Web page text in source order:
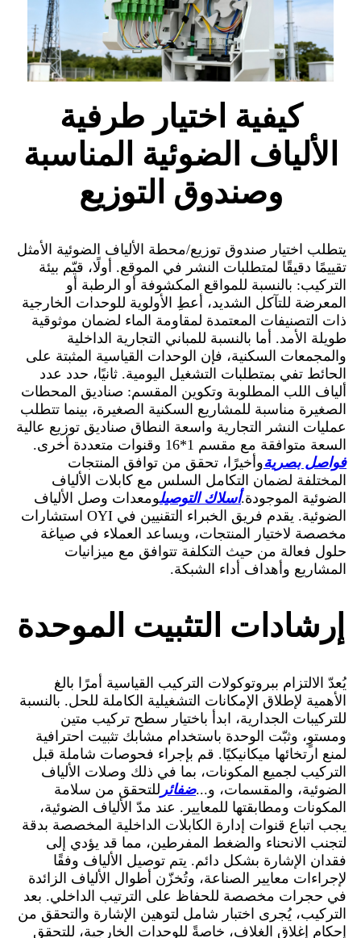
كيفية اختيار طرفية
الألياف الضوئية المناسبة
وصندوق التوزيع
يتطلب اختيار صندوق توزيع/محطة الألياف الضوئية الأمثل
تقييمًا دقيقًا لمتطلبات النشر في الموقع. أولًا، قيّم بيئة
التركيب: بالنسبة للمواقع المكشوفة أو الرطبة أو
المعرضة للتآكل الشديد، أعطِ الأولوية للوحدات الخارجية
ذات التصنيفات المعتمدة لمقاومة الماء لضمان موثوقية
طويلة الأمد. أما بالنسبة للمباني التجارية الداخلية
والمجمعات السكنية، فإن الوحدات القياسية المثبتة على
الحائط تفي بمتطلبات التشغيل اليومية. ثانيًا، حدد عدد
ألياف اللب المطلوبة وتكوين المقسم: صناديق المحطات
الصغيرة مناسبة للمشاريع السكنية الصغيرة، بينما تتطلب
عمليات النشر التجارية واسعة النطاق صناديق توزيع عالية
السعة متوافقة مع مقسم 1*16 وقنوات متعددة أخرى.
فواصل بصريةوأخيرًا، تحقق من توافق المنتجات
المختلفة لضمان التكامل السلس مع كابلات الألياف
الضوئية الموجودة.أسلاك التوصيلومعدات وصل الألياف
الضوئية. يقدم فريق الخبراء التقنيين في OYI استشارات
مخصصة لاختيار المنتجات، ويساعد العملاء في صياغة
حلول فعالة من حيث التكلفة تتوافق مع ميزانيات
المشاريع وأهداف أداء الشبكة.
إرشادات التثبيت الموحدة
يُعدّ الالتزام ببروتوكولات التركيب القياسية أمرًا بالغ
الأهمية لإطلاق الإمكانات التشغيلية الكاملة للحل. بالنسبة
للتركيبات الجدارية، ابدأ باختيار سطح تركيب متين
ومستوٍ، وثبّت الوحدة باستخدام مشابك تثبيت احترافية
لمنع ارتخائها ميكانيكيًا. قم بإجراء فحوصات شاملة قبل
التركيب لجميع المكونات، بما في ذلك وصلات الألياف
الضوئية، والمقسمات، و...ضفائر للتحقق من سلامة
المكونات ومطابقتها للمعايير. عند مدّ الألياف الضوئية،
يجب اتباع قنوات إدارة الكابلات الداخلية المخصصة بدقة
لتجنب الانحناء والضغط المفرطين، مما قد يؤدي إلى
فقدان الإشارة بشكل دائم. يتم توصيل الألياف وفقًا
لإجراءات معايير الصناعة، وتُخزّن أطوال الألياف الزائدة
في حجرات مخصصة للحفاظ على الترتيب الداخلي. بعد
التركيب، يُجرى اختبار شامل لتوهين الإشارة والتحقق من
إحكام إغلاق الغلاف، خاصةً للوحدات الخارجية، للتحقق